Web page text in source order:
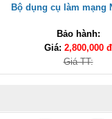
Bộ dụng cụ làm mạng
Bảo hành:
Giá: 2,800,000 đ
Giá TT: